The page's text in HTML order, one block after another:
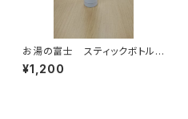
お湯の富士 スティックボトル
（白）（江戸川区浴場組合）
¥1,200